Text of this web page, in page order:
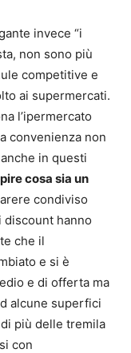
invece “i
non sono più
competitive e
ai supermercati.
l’ipermercato
convenienza non
in questi
cosa sia un
condiviso
discount hanno
che il
e si è
e di offerta ma
alcune superfici
più delle tremila
con